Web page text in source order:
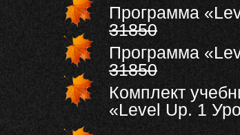
Программа
31850
Программа
31850
Комплект
«Level Up. 1